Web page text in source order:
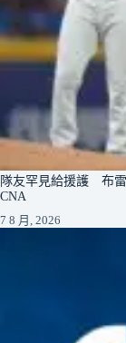
隊友罕見給援護 布
CNA
7 8 月, 2026